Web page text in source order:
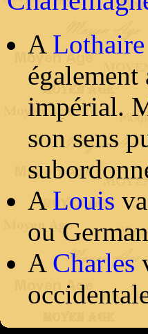
A Lothaire
impérial.
son sens
A Louis
ou
A Charles